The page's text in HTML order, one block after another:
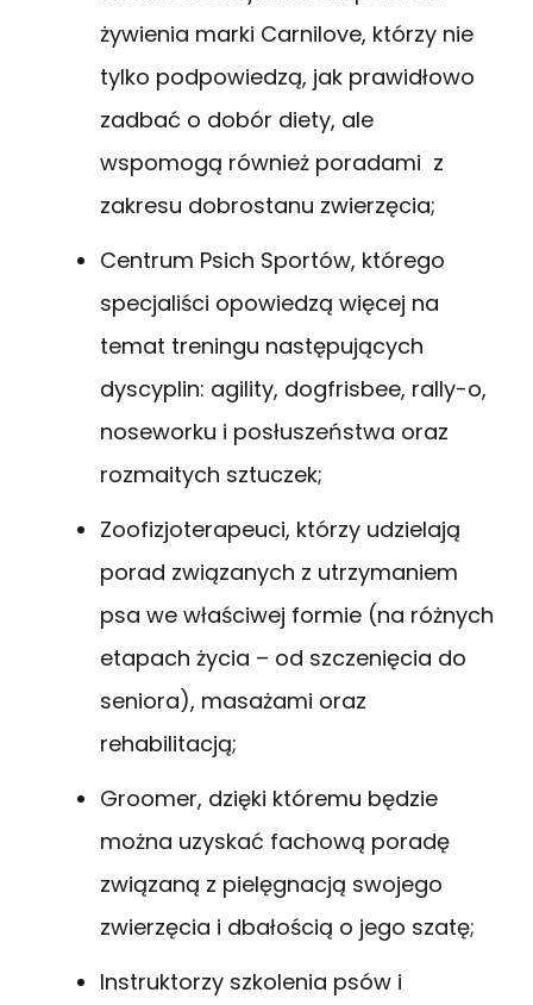
żywienia marki Carnilove, którzy nie
tylko podpowiedzą, jak prawidłowo
zadbać o dobór diety, ale
wspomogą również poradami z
zakresu dobrostanu zwierzęcia;
Centrum Psich Sportów, którego
specjaliści opowiedzą więcej na
temat treningu następujących
dyscyplin: agility, dogfrisbee, rally-o,
noseworku i posłuszeństwa oraz
rozmaitych sztuczek;
Zoofizjoterapeuci, którzy udzielają
porad związanych z utrzymaniem
psa we właściwej formie (na różnych
etapach życia – od szczenięcia do
seniora), masażami oraz
rehabilitacją;
Groomer, dzięki któremu będzie
można uzyskać fachową poradę
związaną z pielęgnacją swojego
zwierzęcia i dbałością o jego szatę;
Instruktorzy szkolenia psów i